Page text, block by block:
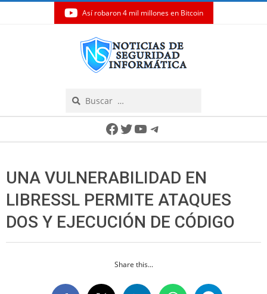
Así robaron 4 mil millones en Bitcoin
Facebook
Twitter
YouTube
Telegram
UNA VULNERABILIDAD EN
LIBRESSL PERMITE ATAQUES
DOS Y EJECUCIÓN DE CÓDIGO
Share this...